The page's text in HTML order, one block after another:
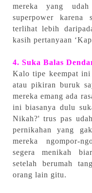
mereka yang
superpower karena
terlihat lebih
kasih pertanyaan
4. Suka Balas
Kalo tipe keempat ini
atau pikiran buruk
mereka emang ada
ini biasanya dulu
Nikah?' trus pas
pernikahan yang
mereka ngompor-
segera menikah
setelah berumah
orang lain gitu.